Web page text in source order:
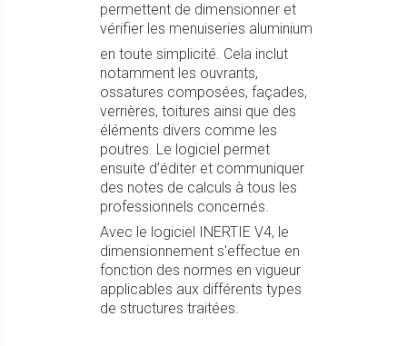
permettent de dimensionner et
vérifier les menuiseries aluminium
en toute simplicité. Cela inclut
notamment les ouvrants,
ossatures composées, façades,
verrières, toitures ainsi que des
éléments divers comme les
poutres. Le logiciel permet
ensuite d’éditer et communiquer
des notes de calculs à tous les
professionnels concernés.
Avec le logiciel INERTIE V4, le
dimensionnement s'effectue en
fonction des normes en vigueur
applicables aux différents types
de structures traitées.